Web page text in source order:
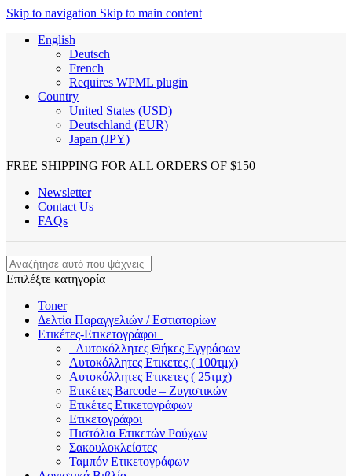
Skip to navigation Skip to main content
English
Deutsch
French
Requires WPML plugin
Country
United States (USD)
Deutschland (EUR)
Japan (JPY)
FREE SHIPPING FOR ALL ORDERS OF $150
Newsletter
Contact Us
FAQs
Επιλέξτε κατηγορία
Toner
Δελτία Παραγγελιών / Εστιατορίων
Ετικέτες-Ετικετογράφοι
Αυτοκόλλητες Θήκες Εγγράφων
Αυτοκόλλητες Ετικετες ( 100τμχ)
Αυτοκόλλητες Ετικετες ( 25τμχ)
Ετικέτες Barcode – Ζυγιστικών
Ετικέτες Ετικετογράφων
Ετικετογράφοι
Πιστόλια Ετικετών Ρούχων
Σακουλοκλείστες
Ταμπόν Ετικετογράφων